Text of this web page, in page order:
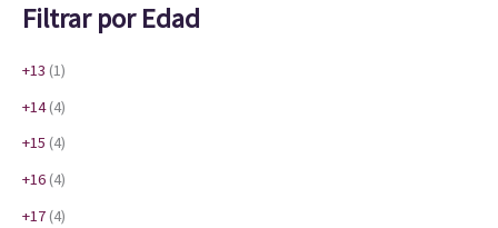
Filtrar por Edad
+13 (1)
+14 (4)
+15 (4)
+16 (4)
+17 (4)